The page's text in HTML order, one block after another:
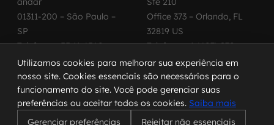
01311-200 – São Paulo –
SP
Telefone: +55 11 4560-
2600
Office 373 – Orlando, FL
32819 US
Telefone: +1 (407) 270-
3065
© 2026 MadeinWeb. Todos os direitos reservados.
Utilizamos cookies para melhorar sua experiência em
nosso site. Cookies essenciais são necessários para o
funcionamento do site. Você pode gerenciar suas
preferências ou aceitar todos os cookies. Saiba mais
Gerenciar preferências
Rejeitar não essenciais